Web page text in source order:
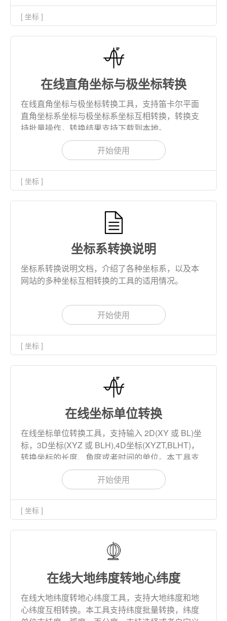
[ 坐标 ]
在线直角坐标与极坐标转换
在线直角坐标与极坐标转换工具，支持笛卡尔平面
直角坐标系坐标与极坐标系坐标互相转换，转换支
持批量操作，转换结果支持下载到本地。
开始使用
[ 坐标 ]
坐标系转换说明
坐标系转换说明文档，介绍了各种坐标系，以及本
网站的多种坐标互相转换的工具的适用情况。
开始使用
[ 坐标 ]
在线坐标单位转换
在线坐标单位转换工具，支持输入 2D(XY 或 BL)坐
标，3D坐标(XYZ 或 BLH),4D坐标(XYZT,BLHT)，
转换坐标的长度、角度或者时间的单位。本工具支
持批量转换坐标单位，转换结果支持下载。
开始使用
[ 坐标 ]
在线大地纬度转地心纬度
在线大地纬度转地心纬度工具，支持大地纬度和地
心纬度互相转换。本工具支持纬度批量转换，纬度